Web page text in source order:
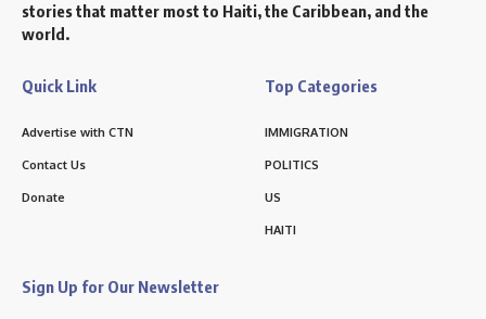
stories that matter most to Haiti, the Caribbean, and the
world.
Quick Link
Advertise with CTN
Contact Us
Donate
Top Categories
IMMIGRATION
POLITICS
US
HAITI
Sign Up for Our Newsletter